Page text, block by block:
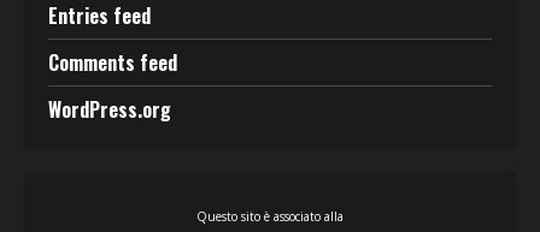
Entries feed
Comments feed
WordPress.org
Questo sito è associato alla